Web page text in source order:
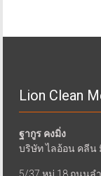
Lion Clean
ฐากูร คงมิ่ง
บริษัท ไลอ้อน คลีน